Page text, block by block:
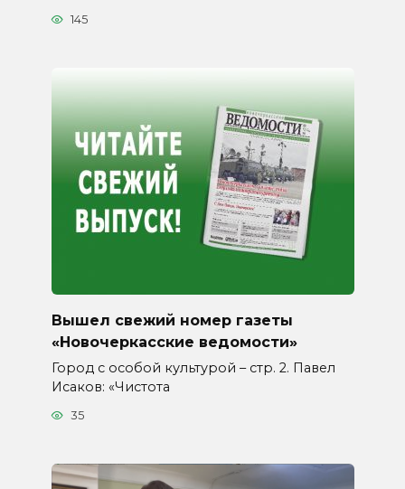
145
Вышел свежий номер газеты
«Новочеркасские ведомости»
Город с особой культурой – стр. 2. Павел
Исаков: «Чистота
35